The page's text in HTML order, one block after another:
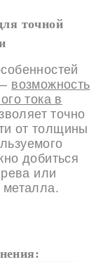
точной
возможность
тока в
точно
от толщины
добиться
или
металла.